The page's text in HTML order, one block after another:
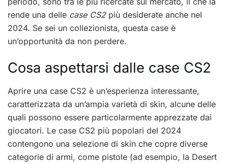
rende una delle case CS2più desiderate anche nel
2024. Se sei un collezionista, questa case è
un’opportunità da non perdere.
Cosa aspettarsi dalle case CS2
Aprire una case CS2 è un’esperienza interessante,
caratterizzata da un’ampia varietà di skin, alcune delle
quali possono essere particolarmente apprezzate dai
giocatori. Le case CS2 più popolari del 2024
contengono una selezione di skin che copre diverse
categorie di armi, come pistole (ad esempio, la Desert